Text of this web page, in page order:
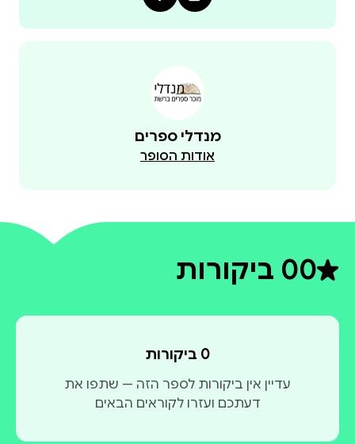
מנדלי ספרים
אודות הסופר
0דירוג ממוצע 0 מתוך 5
0 ביקורות
0 ביקורות
עדיין אין ביקורות לספר הזה — שתפו את
דעתכם ועזרו לקוראים הבאים